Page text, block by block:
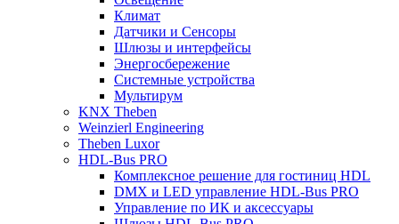
Климат
Датчики и Сенсоры
Шлюзы и интерфейсы
Энергосбережение
Системные устройства
Мультирум
KNX Theben
Weinzierl Engineering
Theben Luxor
HDL-Bus PRO
Комплексное решение для гостиниц HDL
DMX и LED управление HDL-Bus PRO
Управление по ИК и аксессуары